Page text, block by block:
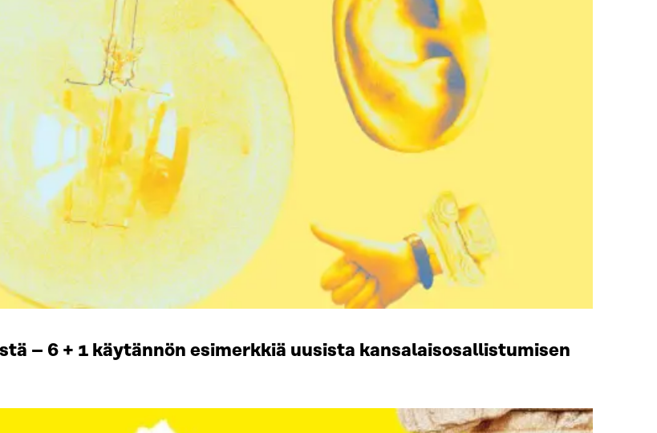
– 6 + 1 käytännön esimerkkiä uusista kansalaisosallistumisen